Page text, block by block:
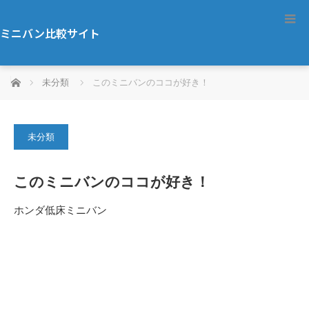
ミニバン比較サイト
ホーム 未分類 このミニバンのココが好き！
未分類
このミニバンのココが好き！
ホンダ低床ミニバン